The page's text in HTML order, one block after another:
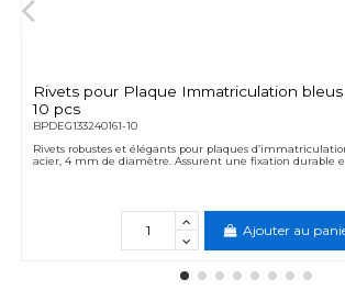
Rivets pour Plaque Immatriculation bleus
10 pcs
BPDEG133240161-10
Rivets robustes et élégants pour plaques
acier, 4 mm de diamètre. Assurent une fixation durable
Ajouter au